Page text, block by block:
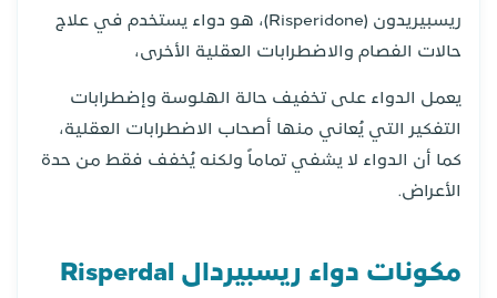
ريسبيريدون (Risperidone)، هو دواء يستخدم في علاج
حالات الفصام والاضطرابات العقلية الأخرى،
يعمل الدواء على تخفيف حالة الهلوسة وإضطرابات
التفكير التي يُعاني منها أصحاب الاضطرابات العقلية،
كما أن الدواء لا يشفي تماماً ولكنه يُخفف فقط من حدة
الأعراض.
مكونات دواء ريسبيردال Risperdal